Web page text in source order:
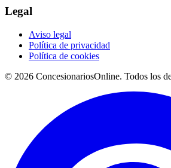
Legal
Aviso legal
Política de privacidad
Política de cookies
© 2026 ConcesionariosOnline. Todos los